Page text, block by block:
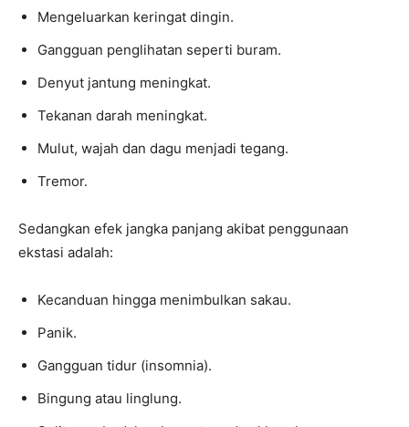
Mengeluarkan keringat dingin.
Gangguan penglihatan seperti buram.
Denyut jantung meningkat.
Tekanan darah meningkat.
Mulut, wajah dan dagu menjadi tegang.
Tremor.
Sedangkan efek jangka panjang akibat penggunaan
ekstasi adalah:
Kecanduan hingga menimbulkan sakau.
Panik.
Gangguan tidur (insomnia).
Bingung atau linglung.